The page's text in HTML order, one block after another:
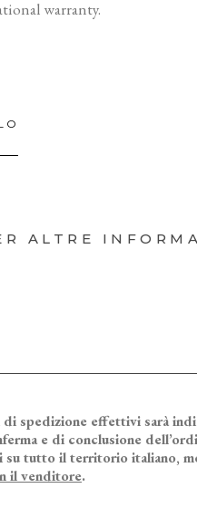
warranty.
ALTRE
spedizione effettivi sarà
e di conclusione
tutto il territorio italiano,
il venditore.